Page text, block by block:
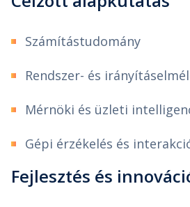
Számítástudomány
Rendszer- és
Mérnöki és üzleti
Gépi érzékelés és
Fejlesztés és